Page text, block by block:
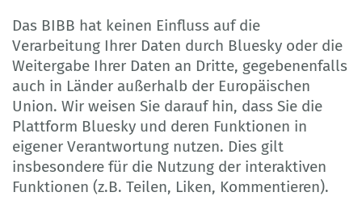
Das BIBB hat keinen Einfluss auf die
Verarbeitung Ihrer Daten durch Bluesky oder die
Weitergabe Ihrer Daten an Dritte, gegebenenfalls
auch in Länder außerhalb der Europäischen
Union. Wir weisen Sie darauf hin, dass Sie die
Plattform Bluesky und deren Funktionen in
eigener Verantwortung nutzen. Dies gilt
insbesondere für die Nutzung der interaktiven
Funktionen (z.B. Teilen, Liken, Kommentieren).